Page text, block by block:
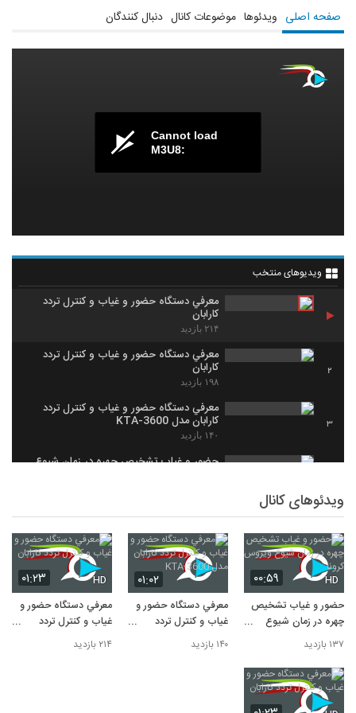
صفحه اصلی ویدئوها موضوعات کانال دنبال کنندگان
Cannot load
M3U8:
ویدیوهای منتخب
معرفي دستگاه حضور و غياب و کنترل تردد
کارابان
۲۱۴ بازدید
2
معرفي دستگاه حضور و غياب و کنترل تردد
کارابان
۱۹۸ بازدید
3
معرفي دستگاه حضور و غياب و کنترل تردد
کارابان مدل KTA-3600
۱۴۰ بازدید
حضور و غياب تشخيص چهره در زمان شيوع
ویدئوهای کانال
۰۰:۵۹ HD
حضور و غياب تشخيص
چهره در زمان شيوع
ويروس کرونا
۱۳۷ بازدید
۰۱:۰۲
معرفي دستگاه حضور و
غياب و کنترل تردد
۱۴۰ بازدید
۰۱:۲۳ HD
معرفي دستگاه حضور و
غياب و کنترل تردد
کارابان
۲۱۴ بازدید